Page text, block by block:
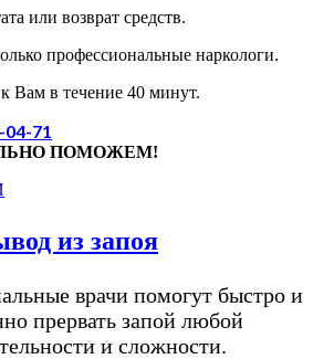
или возврат средств.
профессиональные наркологи.
Вам в течение 40 минут.
04-71
ПОМОЖЕМ!
из запоя
врачи помогут быстро и
прервать запой любой
и сложности.